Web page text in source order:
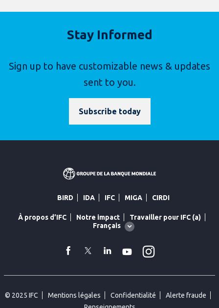
Stay Informed
Sign up to have customizable news & updates
sent to you.
Subscribe today
BIRD IDA IFC MIGA CIRDI
À propos d’IFC Notre impact
Travailler pour IFC (a)
Global
Français
facebook
TwitterLinkedinYouTube
© 2025 IFC Mentions légales Confidentialité
Alerte fraude